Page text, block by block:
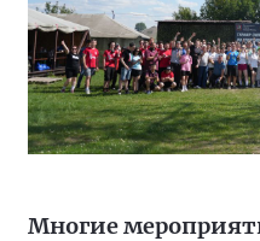
Многие